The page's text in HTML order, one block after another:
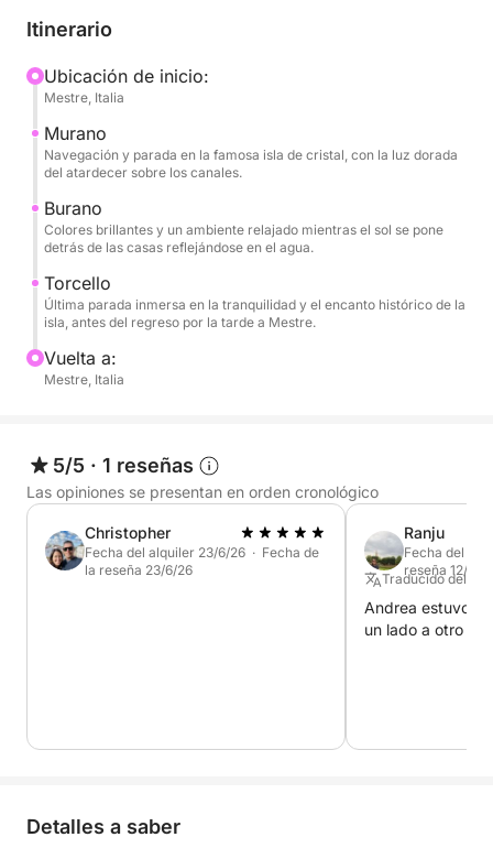
de vino, disfrutar de snacks y refrescos siempre
sonido a bordo y disfrutar de cada momento
rodeado de impresionantes vistas. Las breves
paradas en cada isla te permitirán pasear por las
coloridas calles, visitar pequeños talleres
artesanales o simplemente vivir la atmósfera serena
del final de la tarde.
Esta experiencia está diseñada para aquellos que
quieran vivir la laguna de una manera romántica y
auténtica, lejos de las multitudes, inmersos en la
puede ofrecer al atardecer. Ideal para parejas,
pequeños grupos o familias que quieran disfrutar de
Itinerario
Ubicación de inicio:
Mestre, Italia
Murano
Navegación y parada en la famosa isla de cristal, con la luz dorada
del atardecer sobre los canales.
Burano
Colores brillantes y un ambiente relajado mientras el sol se pone
detrás de las casas reflejándose en el agua.
Torcello
Última parada inmersa en la tranquilidad y el encanto histórico de la
isla, antes del regreso por la tarde a Mestre.
Vuelta a:
Mestre, Italia
5/5 · 1 reseñas
Las opiniones se presentan en orden cronológico
Christopher
Fecha del alquiler 23/6/26 · Fecha de
la reseña 23/6/26
Ranju
Fecha del
reseña 12/6/
Traducido del
Andrea estuvo
un lado a otro y
Detalles a saber